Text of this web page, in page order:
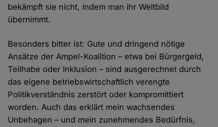
bekämpft sie nicht, indem man ihr Weltbild
übernimmt.
Besonders bitter ist: Gute und dringend nötige
Ansätze der Ampel-Koalition – etwa bei Bürgergeld,
Teilhabe oder Inklusion – sind ausgerechnet durch
das eigene betriebswirtschaftlich verengte
Politikverständnis zerstört oder kompromittiert
worden. Auch das erklärt mein wachsendes
Unbehagen – und mein zunehmendes Bedürfnis,